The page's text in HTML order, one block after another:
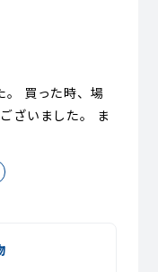
。 買った時、場
ざいました。 ま